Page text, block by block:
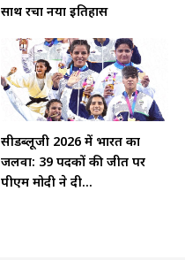
साथ रचा नया इतिहास
सीडब्लूजी 2026 में भारत का
जलवा: 39 पदकों की जीत पर
पीएम मोदी ने दी...